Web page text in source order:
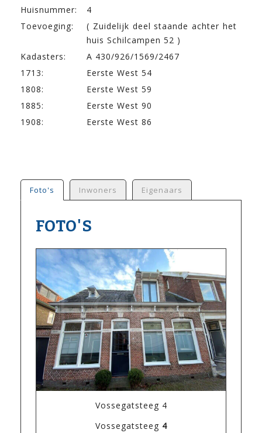
Huisnummer:
4
Toevoeging:
( Zuidelijk deel staande achter het
huis Schilcampen 52 )
Kadasters:
A 430/926/1569/2467
1713:
Eerste West 54
1808:
Eerste West 59
1885:
Eerste West 90
1908:
Eerste West 86
Foto's Inwoners Eigenaars
FOTO'S
Vossegatsteeg 4
Vossegatsteeg 4